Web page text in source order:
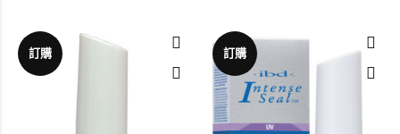
訂購 訂購